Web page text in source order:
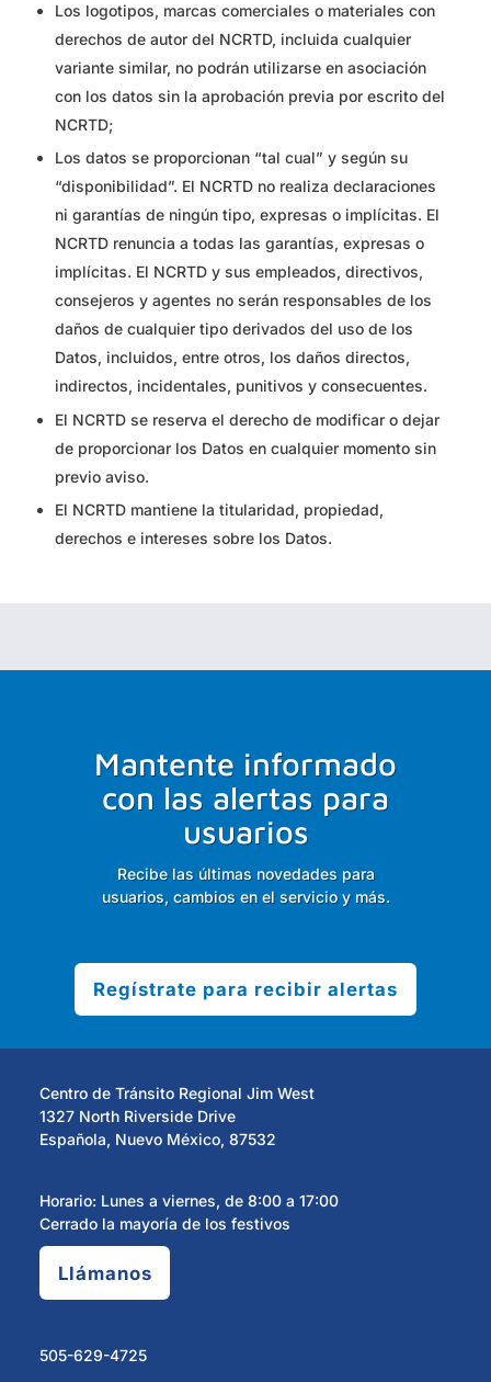
Los logotipos, marcas comerciales o materiales con
derechos de autor del NCRTD, incluida cualquier
variante similar, no podrán utilizarse en asociación
con los datos sin la aprobación previa por escrito del
NCRTD;
Los datos se proporcionan “tal cual” y según su
“disponibilidad”. El NCRTD no realiza declaraciones
ni garantías de ningún tipo, expresas o implícitas. El
NCRTD renuncia a todas las garantías, expresas o
implícitas. El NCRTD y sus empleados, directivos,
consejeros y agentes no serán responsables de los
daños de cualquier tipo derivados del uso de los
Datos, incluidos, entre otros, los daños directos,
indirectos, incidentales, punitivos y consecuentes.
El NCRTD se reserva el derecho de modificar o dejar
de proporcionar los Datos en cualquier momento sin
previo aviso.
El NCRTD mantiene la titularidad, propiedad,
derechos e intereses sobre los Datos.
Mantente informado
con las alertas para
usuarios
Recibe las últimas novedades para
usuarios, cambios en el servicio y más.
Regístrate para recibir alertas
Centro de Tránsito Regional Jim West
1327 North Riverside Drive
Española, Nuevo México, 87532
Horario: Lunes a viernes, de 8:00 a 17:00
Cerrado la mayoría de los festivos
Llámanos
505-629-4725